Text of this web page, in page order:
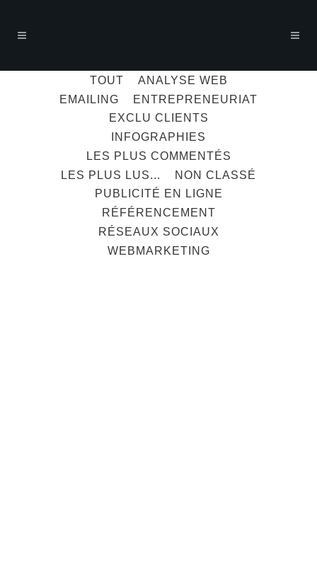
TOUT
ANALYSE WEB
EMAILING
ENTREPRENEURIAT
EXCLU CLIENTS
INFOGRAPHIES
LES PLUS COMMENTÉS
LES PLUS LUS...
NON CLASSÉ
PUBLICITÉ EN LIGNE
RÉFÉRENCEMENT
RÉSEAUX SOCIAUX
WEBMARKETING